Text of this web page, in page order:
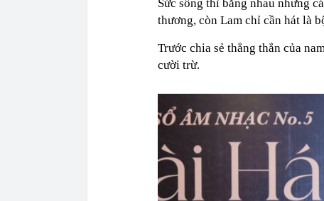
Sức sống thì bằng nhau nhưng
thương, còn Lam chỉ cần hát là
Trước chia sẻ thẳng thắn của
cười trừ.